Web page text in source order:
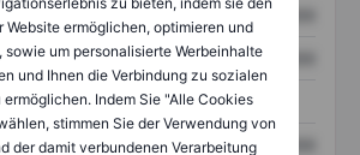
Website ermöglichen, optimieren und
sowie um personalisierte Werbeinhalte
und Ihnen die Verbindung zu sozialen
ermöglichen. Indem Sie "Alle Cookies
stimmen Sie der Verwendung von
der damit verbundenen Verarbeitung
XXXXXXX XXXXXXX
XXXXXXX XXXXXXX
XXXXXXX XXXXXXX